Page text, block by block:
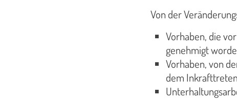
Von der
Vorhaben, die
genehmigt
Vorhaben, von
dem